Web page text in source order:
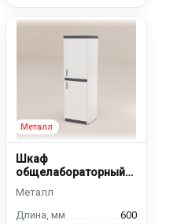
Шкаф
общелабораторный
600